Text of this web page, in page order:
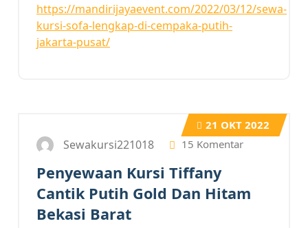
https://mandirijayaevent.com/2022/03/12/sewa-
kursi-sofa-lengkap-di-cempaka-putih-
jakarta-pusat/
21 OKT 2022
Sewakursi221018 15 Komentar
Penyewaan Kursi Tiffany
Cantik Putih Gold Dan Hitam
Bekasi Barat